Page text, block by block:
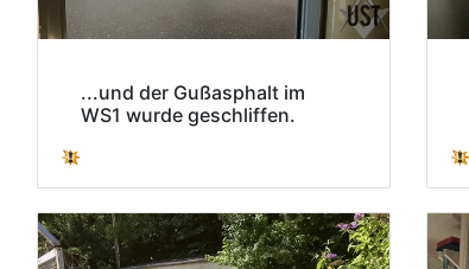
...und der Gußasphalt im
WS1 wurde geschliffen.